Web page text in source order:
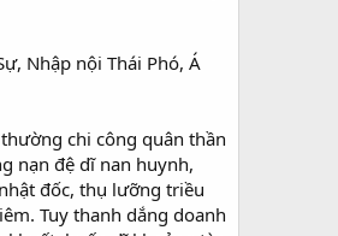
Nhập nội Thái Phó, Á
chi công quân thần
nạn đệ dĩ nan huynh,
đốc, thụ lưỡng triều
Tuy thanh dắng doanh